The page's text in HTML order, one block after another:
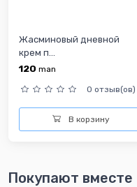
Жасминовый дневной
крем п...
120 man
0 отзыв(ов)
В корзину
Покупают вместе